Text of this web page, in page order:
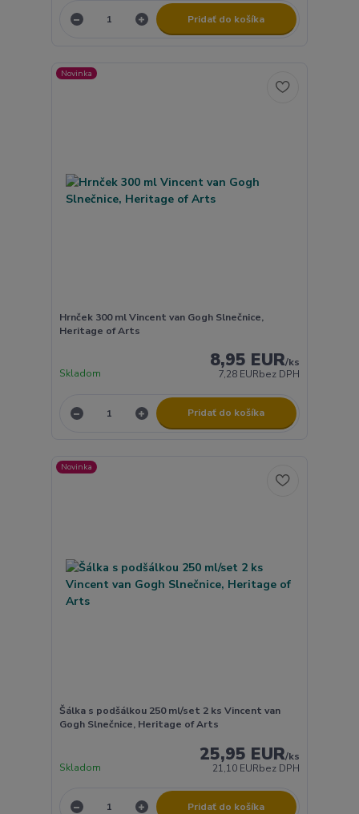
Pridať do košíka
Novinka
Hrnček 300 ml Vincent van Gogh Slnečnice,
Heritage of Arts
8,95 EUR/ks
7,28 EURbez DPH
Skladom
Pridať do košíka
Novinka
Šálka s podšálkou 250 ml/set 2 ks Vincent van
Gogh Slnečnice, Heritage of Arts
25,95 EUR/ks
21,10 EURbez DPH
Skladom
Pridať do košíka